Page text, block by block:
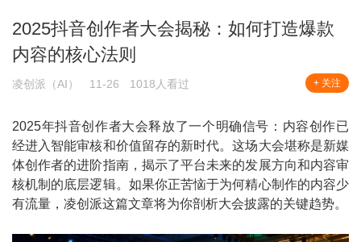
2025抖音创作者大会揭秘：如何打造爆款
内容的核心法则
凌创派（AI） 11-26 1018人看过 + 关注
2025年抖音创作者大会释放了一个明确信号：内容创作已
经进入智能审核和价值留存的新时代。这场大会堪称是新媒
体创作者的进阶指南，揭示了平台未来的发展方向和内容审
核机制的底层逻辑。如果你正苦恼于为何精心制作的内容少
有流量，凌创派这篇文章将为你剖析大会披露的关键趋势。